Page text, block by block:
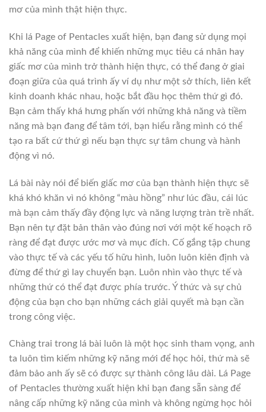
mơ của mình thật hiện thực.
Khi lá Page of Pentacles xuất hiện, bạn đang sử dụng mọi
khả năng của mình để khiến những mục tiêu cá nhân hay
giấc mơ của mình trở thành hiện thực, có thể đang ở giai
đoạn giữa của quá trình ấy ví dụ như một sở thích, liên kết
kinh doanh khác nhau, hoặc bắt đầu học thêm thứ gì đó.
Bạn cảm thấy khá hưng phấn với những khả năng và tiềm
năng mà bạn đang để tâm tới, bạn hiểu rằng mình có thể
tạo ra bất cứ thứ gì nếu bạn thực sự tâm chung và hành
động vì nó.
Lá bài này nói để biến giấc mơ của bạn thành hiện thực sẽ
khá khó khăn vì nó không “màu hồng” như lúc đầu, cái lúc
mà bạn cảm thấy đầy động lực và năng lượng tràn trề nhất.
Bạn nên tự đặt bản thân vào đúng nơi với một kế hoạch rõ
ràng để đạt được ước mơ và mục đích. Cố gắng tập chung
vào thực tế và các yếu tố hữu hình, luôn luôn kiên định và
đừng để thứ gì lay chuyển bạn. Luôn nhìn vào thực tế và
những thứ có thể đạt được phía trước. Ý thức và sự chủ
động của bạn cho bạn những cách giải quyết mà bạn cần
trong công việc.
Chàng trai trong lá bài luôn là một học sinh tham vọng, anh
ta luôn tìm kiếm những kỹ năng mới để học hỏi, thứ mà sẽ
đảm bảo anh ấy sẽ có được sự thành công lâu dài. Lá Page
of Pentacles thường xuất hiện khi bạn đang sẵn sàng để
nâng cấp những kỹ năng của mình và không ngừng học hỏi